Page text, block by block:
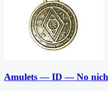
Amulets — ID — No